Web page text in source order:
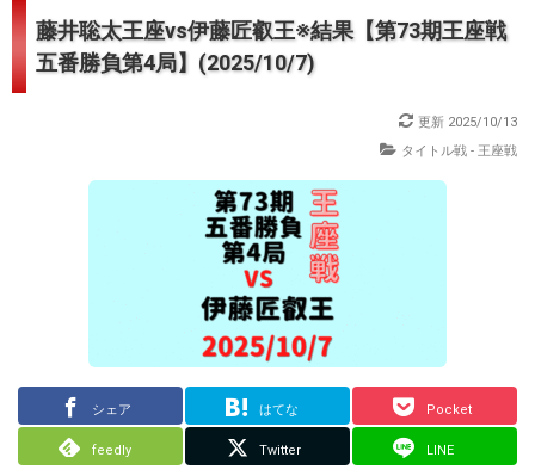
藤井聡太王座vs伊藤匠叡王※結果【第73期王座戦
五番勝負第4局】(2025/10/7)
更新 2025/10/13
タイトル戦 - 王座戦
シェア はてな Pocket
feedly Twitter LINE